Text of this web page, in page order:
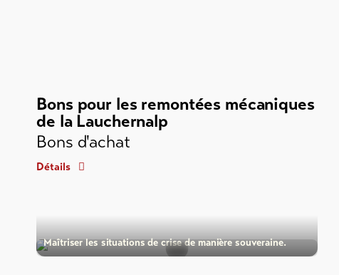
Bons pour les remontées mécaniques
de la Lauchernalp
Bons d'achat
Détails
Maîtriser les situations de crise de manière souveraine.